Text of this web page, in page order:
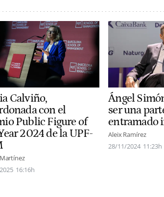
Calviño,
con el
Public Figure of
2024 de la UPF-
16:16h
Ángel
ser una
entramado
Aleix Ramírez
28/11/2024 11:23h